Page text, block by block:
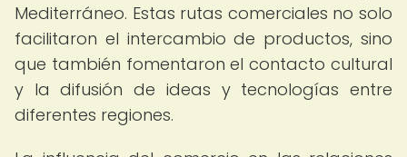
Mediterráneo. Estas rutas comerciales no solo
facilitaron el intercambio de productos, sino
que también fomentaron el contacto cultural
y la difusión de ideas y tecnologías entre
diferentes regiones.